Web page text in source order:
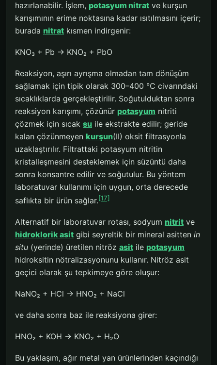
hazırlanabilir. İşlem, potasyum nitrat ve kurşun
karışımının erime noktasına kadar ısıtılmasını içerir;
burada nitrat kısmen indirgenir:
KNO₃ + Pb → KNO₂ + PbO
Reaksiyon, aşırı ayrışma olmadan tam dönüşüm
sağlamak için tipik olarak 300–400 °C civarındaki
sıcaklıklarda gerçekleştirilir. Soğutulduktan sonra
reaksiyon karışımı, çözünür potasyum nitriti
çözmek için sıcak su ile ekstrakte edilir; geride
kalan çözünmeyen kurşun(II) oksit filtrasyonla
uzaklaştırılır. Filtrattaki potasyum nitritin
kristalleşmesini desteklemek için süzüntü daha
sonra konsantre edilir ve soğutulur. Bu yöntem
laboratuvar kullanımı için uygun, orta derecede
saflıkta bir ürün sağlar.[17]
Alternatif bir laboratuvar rotası, sodyum nitrit ve
hidroklorik asit gibi seyreltik bir mineral asitten in
situ (yerinde) üretilen nitröz asit ile potasyum
hidroksitin nötralizasyonunu kullanır. Nitröz asit
geçici olarak şu tepkimeye göre oluşur:
NaNO₂ + HCl → HNO₂ + NaCl
ve daha sonra baz ile reaksiyona girer:
HNO₂ + KOH → KNO₂ + H₂O
Bu yaklaşım, ağır metal yan ürünlerinden kaçındığı